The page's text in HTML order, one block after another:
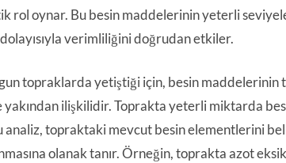
rol oynar. Bu besin maddelerinin yeterli
verimliliğini doğrudan etkiler.
topraklarda yetiştiği için, besin maddelerinin
yakından ilişkilidir. Toprakta yeterli miktarda
analiz, topraktaki mevcut besin elementlerini
olanak tanır. Örneğin, toprakta azot